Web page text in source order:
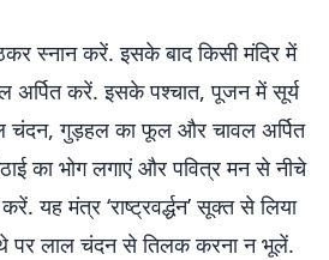
स्नान करें. इसके बाद किसी मंदिर में
अर्पित करें. इसके पश्चात, पूजन में सूर्य
चंदन, गुड़हल का फूल और चावल अर्पित
का भोग लगाएं और पवित्र मन से नीचे
यह मंत्र ‘राष्ट्रवर्द्धन’ सूक्त से लिया
पर लाल चंदन से तिलक करना न भूलें.